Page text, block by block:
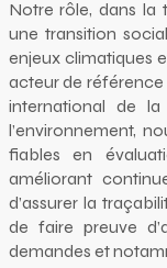
Notre rôle, dans la
une transition
enjeux climatiques
acteur de
international de
l’environnement,
fiables en
améliorant
d’assurer la
de faire preuve
demandes et